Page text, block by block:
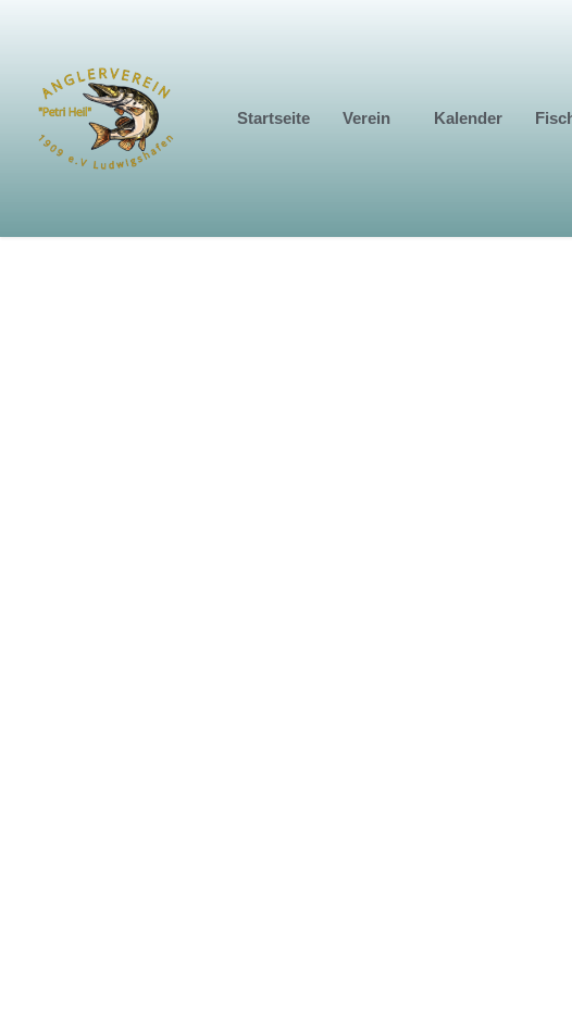
Startseite Verein Kalender